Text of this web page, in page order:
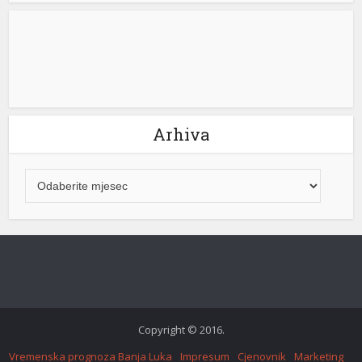
Arhiva
Copyright © 2016.
Vremenska prognoza Banja Luka
Impresum Cjenovnik Marketing